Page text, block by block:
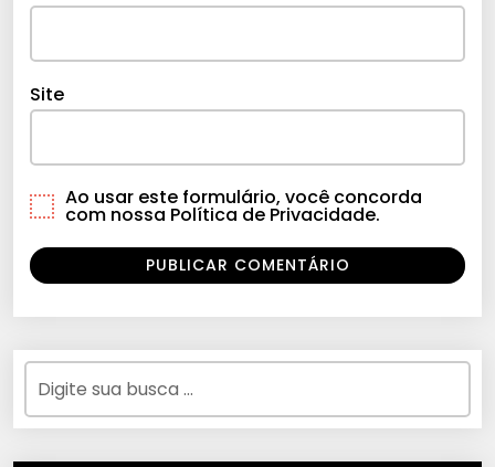
Site
Ao usar este formulário, você concorda
com nossa Política de Privacidade.